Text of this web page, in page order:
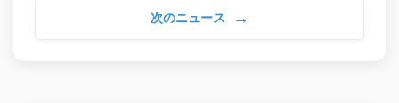
次のニュース →